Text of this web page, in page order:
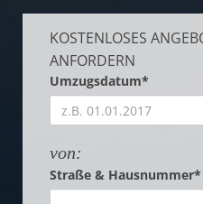
KOSTENLOSES
ANFORDERN
Umzugsdatum*
von:
Straße & Hausnummer*